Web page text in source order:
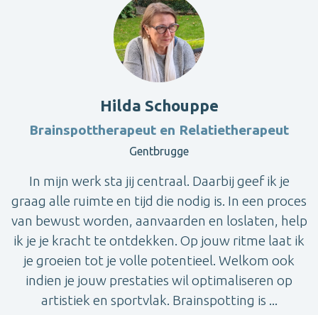
Hilda Schouppe
Brainspottherapeut en Relatietherapeut
Gentbrugge
In mijn werk sta jij centraal. Daarbij geef ik je
graag alle ruimte en tijd die nodig is. In een proces
van bewust worden, aanvaarden en loslaten, help
ik je je kracht te ontdekken. Op jouw ritme laat ik
je groeien tot je volle potentieel. Welkom ook
indien je jouw prestaties wil optimaliseren op
artistiek en sportvlak. Brainspotting is ...